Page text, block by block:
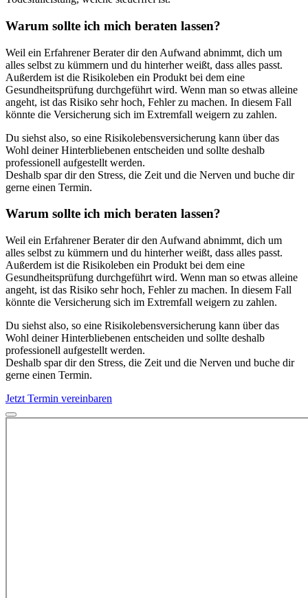
Warum sollte ich mich beraten lassen?
Weil ein Erfahrener Berater dir den Aufwand abnimmt, dich um
alles selbst zu kümmern und du hinterher weißt, dass alles passt.
Außerdem ist die Risikoleben ein Produkt bei dem eine
Gesundheitsprüfung durchgeführt wird. Wenn man so etwas alleine
angeht, ist das Risiko sehr hoch, Fehler zu machen. In diesem Fall
könnte die Versicherung sich im Extremfall weigern zu zahlen.
Du siehst also, so eine Risikolebensversicherung kann über das
Wohl deiner Hinterbliebenen entscheiden und sollte deshalb
professionell aufgestellt werden.
Deshalb spar dir den Stress, die Zeit und die Nerven und buche dir
gerne einen Termin.
Warum sollte ich mich beraten lassen?
Weil ein Erfahrener Berater dir den Aufwand abnimmt, dich um
alles selbst zu kümmern und du hinterher weißt, dass alles passt.
Außerdem ist die Risikoleben ein Produkt bei dem eine
Gesundheitsprüfung durchgeführt wird. Wenn man so etwas alleine
angeht, ist das Risiko sehr hoch, Fehler zu machen. In diesem Fall
könnte die Versicherung sich im Extremfall weigern zu zahlen.
Du siehst also, so eine Risikolebensversicherung kann über das
Wohl deiner Hinterbliebenen entscheiden und sollte deshalb
professionell aufgestellt werden.
Deshalb spar dir den Stress, die Zeit und die Nerven und buche dir
gerne einen Termin.
Jetzt Termin vereinbaren